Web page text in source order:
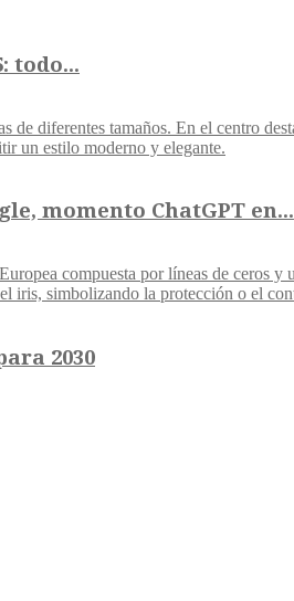
todo...
momento ChatGPT en...
2030